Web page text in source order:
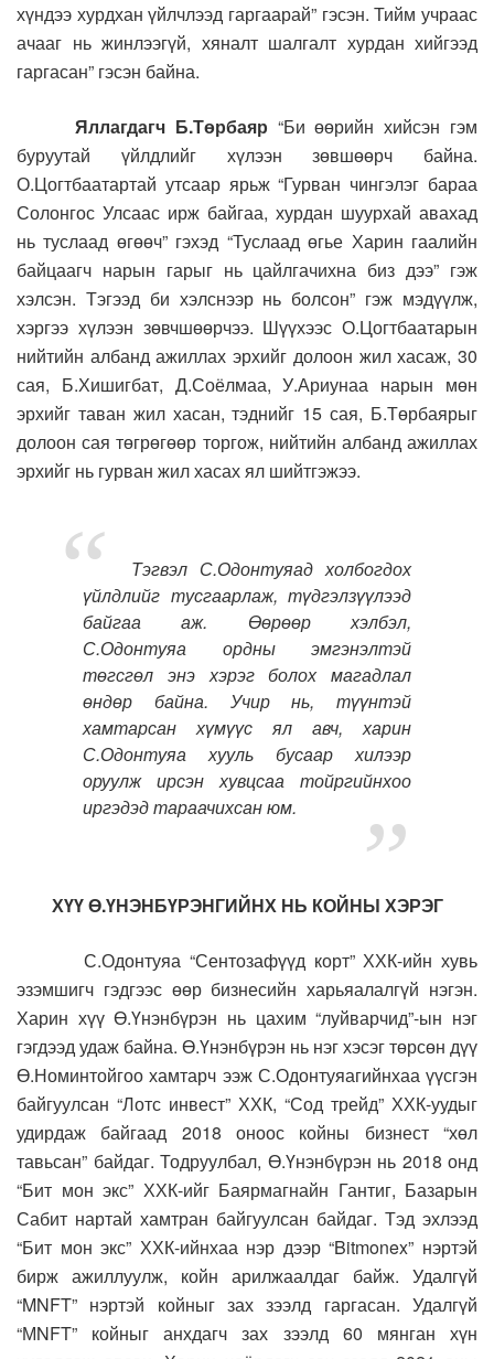
хүндээ хурдхан үйлчлээд гаргаарай” гэсэн. Тийм учраас
ачааг нь жинлээгүй, хяналт шалгалт хурдан хийгээд
гаргасан” гэсэн байна.
Яллагдагч Б.Төрбаяр “Би өөрийн хийсэн гэм
буруутай үйлдлийг хүлээн зөвшөөрч байна.
О.Цогтбаатартай утсаар ярьж “Гурван чингэлэг бараа
Солонгос Улсаас ирж байгаа, хурдан шуурхай авахад
нь туслаад өгөөч” гэхэд “Туслаад өгье Харин гаалийн
байцаагч нарын гарыг нь цайлгачихна биз дээ” гэж
хэлсэн. Тэгээд би хэлснээр нь болсон” гэж мэдүүлж,
хэргээ хүлээн зөвчшөөрчээ. Шүүхээс О.Цогтбаатарын
нийтийн албанд ажиллах эрхийг долоон жил хасаж, 30
сая, Б.Хишигбат, Д.Соёлмаа, У.Ариунаа нарын мөн
эрхийг таван жил хасан, тэднийг 15 сая, Б.Төрбаярыг
долоон сая төгрөгөөр торгож, нийтийн албанд ажиллах
эрхийг нь гурван жил хасах ял шийтгэжээ.
Тэгвэл С.Одонтуяад холбогдох
үйлдлийг тусгаарлаж, түдгэлзүүлээд
байгаа аж. Өөрөөр хэлбэл,
С.Одонтуяа ордны эмгэнэлтэй
төгсгөл энэ хэрэг болох магадлал
өндөр байна. Учир нь, түүнтэй
хамтарсан хүмүүс ял авч, харин
С.Одонтуяа хууль бусаар хилээр
оруулж ирсэн хувцсаа тойргийнхоо
иргэдэд тараачихсан юм.
ХҮҮ Ө.ҮНЭНБҮРЭНГИЙНХ НЬ КОЙНЫ ХЭРЭГ
С.Одонтуяа “Сентозафүүд корт” ХХК-ийн хувь
эзэмшигч гэдгээс өөр бизнесийн харьяалалгүй нэгэн.
Харин хүү Ө.Үнэнбүрэн нь цахим “луйварчид”-ын нэг
гэгдээд удаж байна. Ө.Үнэнбүрэн нь нэг хэсэг төрсөн дүү
Ө.Номинтойгоо хамтарч ээж С.Одонтуяагийнхаа үүсгэн
байгуулсан “Лотс инвест” ХХК, “Сод трейд” ХХК-уудыг
удирдаж байгаад 2018 оноос койны бизнест “хөл
тавьсан” байдаг. Тодруулбал, Ө.Үнэнбүрэн нь 2018 онд
“Бит мон экс” ХХК-ийг Баярмагнайн Гантиг, Базарын
Сабит нартай хамтран байгуулсан байдаг. Тэд эхлээд
“Бит мон экс” ХХК-ийнхаа нэр дээр “Bitmonex” нэртэй
бирж ажиллуулж, койн арилжаалдаг байж. Удалгүй
“MNFT” нэртэй койныг зах зээлд гаргасан. Удалгүй
“МNFT” койныг анхдагч зах зээлд 60 мянган хүн